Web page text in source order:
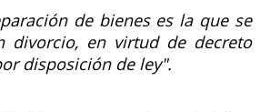
de bienes es la que se
divorcio, en virtud de decreto
disposición de ley".